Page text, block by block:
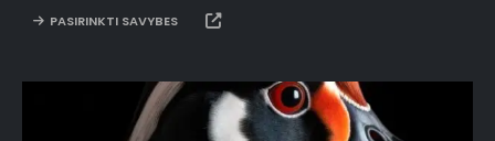
PASIRINKTI SAVYBES